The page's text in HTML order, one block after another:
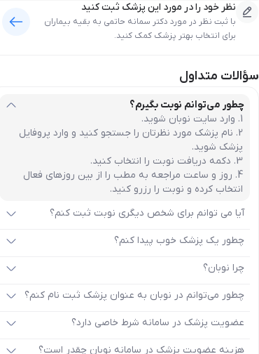
نظر خود را در مورد این پزشک ثبت کنید
با ثبت نظر در مورد دکتر سمانه حاتمی به بقیه بیماران
برای انتخاب بهتر پزشک کمک کنید.
سؤالات متداول
چطور می‌توانم نوبت بگیرم؟
وارد سایت نوبان شوید.
نام پزشک مورد نظرتان را جستجو کنید و وارد پروفایل
پزشک شوید.
دکمه دریافت نوبت را انتخاب کنید.
روز و ساعت مراجعه به مطب را از بین روزهای فعال
انتخاب کرده و نوبت را رزرو کنید.
آیا می توانم برای شخص دیگری نوبت ثبت کنم؟
چطور یک پزشک خوب پیدا کنم؟
چرا نوبان؟
چطور می‌توانم در نوبان به عنوان پزشک ثبت نام کنم؟
عضویت پزشک در سامانه شرط خاصی دارد؟
هزینه عضویت پزشک در سامانه نوبان چقدر است؟